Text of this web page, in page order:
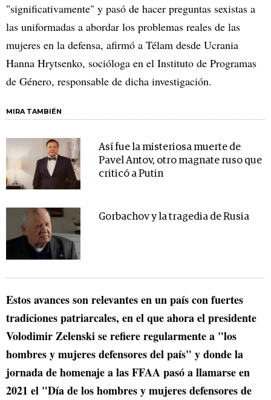
"significativamente" y pasó de hacer preguntas sexistas a
las uniformadas a abordar los problemas reales de las
mujeres en la defensa, afirmó a Télam desde Ucrania
Hanna Hrytsenko, socióloga en el Instituto de Programas
de Género, responsable de dicha investigación.
MIRA TAMBIÉN
Así fue la misteriosa muerte de
Pavel Antov, otro magnate ruso que
criticó a Putin
Gorbachov y la tragedia de Rusia
Estos avances son relevantes en un país con fuertes
tradiciones patriarcales, en el que ahora el presidente
Volodimir Zelenski se refiere regularmente a "los
hombres y mujeres defensores del país" y donde la
jornada de homenaje a las FFAA pasó a llamarse en
2021 el "Día de los hombres y mujeres defensores de